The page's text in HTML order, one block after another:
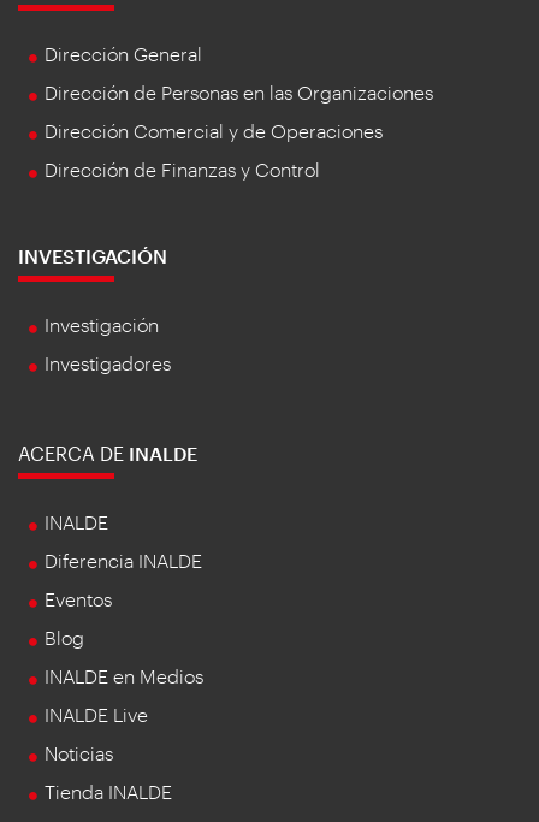
Dirección General
Dirección de Personas en las Organizaciones
Dirección Comercial y de Operaciones
Dirección de Finanzas y Control
INVESTIGACIÓN
Investigación
Investigadores
ACERCA DE INALDE
INALDE
Diferencia INALDE
Eventos
Blog
INALDE en Medios
INALDE Live
Noticias
Tienda INALDE